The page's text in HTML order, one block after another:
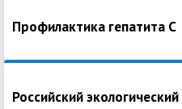
Профилактика гепатита С
Российский